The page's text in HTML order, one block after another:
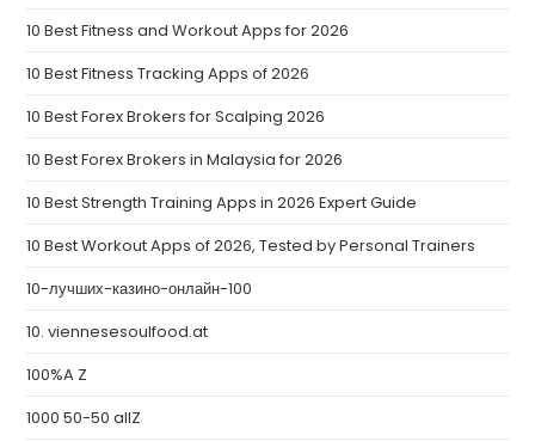
10 Best Fitness and Workout Apps for 2026
10 Best Fitness Tracking Apps of 2026
10 Best Forex Brokers for Scalping 2026
10 Best Forex Brokers in Malaysia for 2026
10 Best Strength Training Apps in 2026 Expert Guide
10 Best Workout Apps of 2026, Tested by Personal Trainers
10-лучших-казино-онлайн-100
10. viennesesoulfood.at
100%A Z
1000 50-50 allZ